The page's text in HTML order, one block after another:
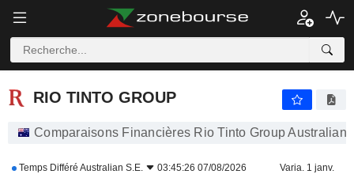
RIO TINTO GROUP
RIO TINTO GROUP
Comparaisons Financières Rio Tinto Group Australian
Temps Différé Australian S.E. 03:45:26 07/08/2026 Varia. 1 janv.